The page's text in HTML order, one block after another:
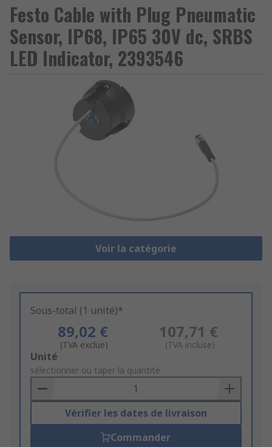
Festo Cable with Plug Pneumatic
Sensor, IP68, IP65 30V dc, SRBS
LED Indicator, 2393546
Voir la catégorie
Sous-total (1 unité)*
89,02 €
(TVA exclue)
107,71 €
(TVA incluse)
Add
to
Basket
Unité
sélectionner ou taper la quantité
Vérifier les dates de livraison
Commander